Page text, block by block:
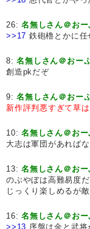
26:名無しさん＠おー
>>17 鉄砲櫓とかに
8:名無しさん＠おー
創造pkだぞ
9:名無しさん＠おー
新作評判悪すぎて草
10:名無しさん＠おー
大志は軍団があればな
13:名無しさん＠おー
のぶやぼは高難易度
じっくり楽しめるが
16:名無しさん＠おー
>>13 序盤は金と武